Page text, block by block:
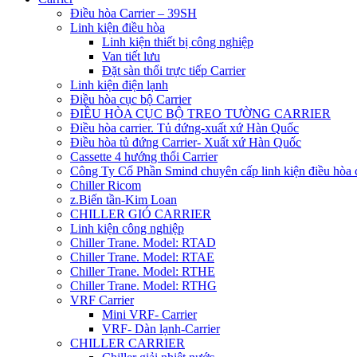
Điều hòa Carrier – 39SH
Linh kiện điều hòa
Linh kiện thiết bị công nghiệp
Van tiết lưu
Đặt sàn thổi trực tiếp Carrier
Linh kiện điện lạnh
Điều hòa cục bộ Carrier
ĐIỀU HÒA CỤC BỘ TREO TƯỜNG CARRIER
Điều hòa carrier. Tủ đứng-xuất xứ Hàn Quốc
Điều hòa tủ đứng Carrier- Xuất xứ Hàn Quốc
Cassette 4 hướng thổi Carrier
Công Ty Cổ Phần Smind chuyên cấp linh kiện điều hòa
Chiller Ricom
z.Biến tần-Kim Loan
CHILLER GIÓ CARRIER
Linh kiện công nghiệp
Chiller Trane. Model: RTAD
Chiller Trane. Model: RTAE
Chiller Trane. Model: RTHE
Chiller Trane. Model: RTHG
VRF Carrier
Mini VRF- Carrier
VRF- Dàn lạnh-Carrier
CHILLER CARRIER